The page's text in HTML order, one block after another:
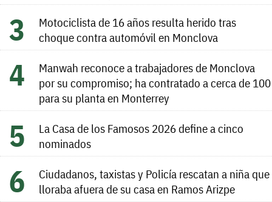
Motociclista de 16 años resulta herido tras
choque contra automóvil en Monclova
Manwah reconoce a trabajadores de Monclova
por su compromiso; ha contratado a cerca de 100
para su planta en Monterrey
La Casa de los Famosos 2026 define a cinco
nominados
Ciudadanos, taxistas y Policía rescatan a niña que
lloraba afuera de su casa en Ramos Arizpe